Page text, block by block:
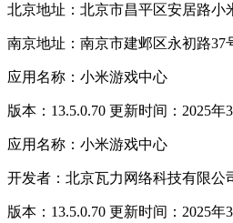
北京地址：北京市昌平区安居路小
南京地址：南京市建邺区永初路37
应用名称：小米游戏中心
版本：13.5.0.70 更新时间：2025年
应用名称：小米游戏中心
开发者：北京瓦力网络科技有限公
版本：13.5.0.70 更新时间：2025年